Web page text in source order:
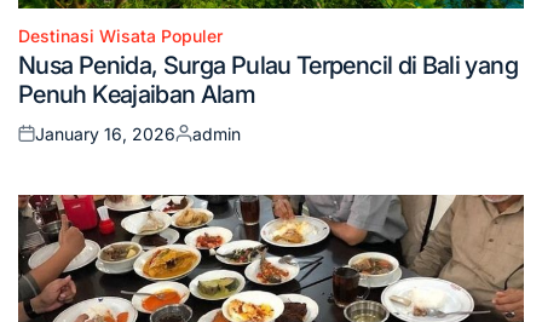
Posted
in
Destinasi Wisata Populer
Nusa Penida, Surga Pulau Terpencil di Bali yang
Penuh Keajaiban Alam
Posted
January 16, 2026
Posted
admin